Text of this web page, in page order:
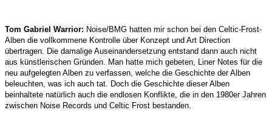
Tom Gabriel Warrior: Noise/BMG hatten mir schon bei den Celtic-Frost-
Alben die vollkommene Kontrolle über Konzept und Art Direction
übertragen. Die damalige Auseinandersetzung entstand dann auch nicht
aus künstlerischen Gründen. Man hatte mich gebeten, Liner Notes für die
neu aufgelegten Alben zu verfassen, welche die Geschichte der Alben
beleuchten, was ich auch tat. Doch die Geschichte dieser Alben
beinhaltete natürlich auch die endlosen Konflikte, die in den 1980er Jahren
zwischen Noise Records und Celtic Frost bestanden.